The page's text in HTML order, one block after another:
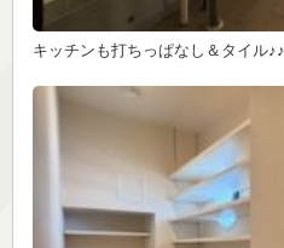
キッチンも打ちっぱなし＆タイル